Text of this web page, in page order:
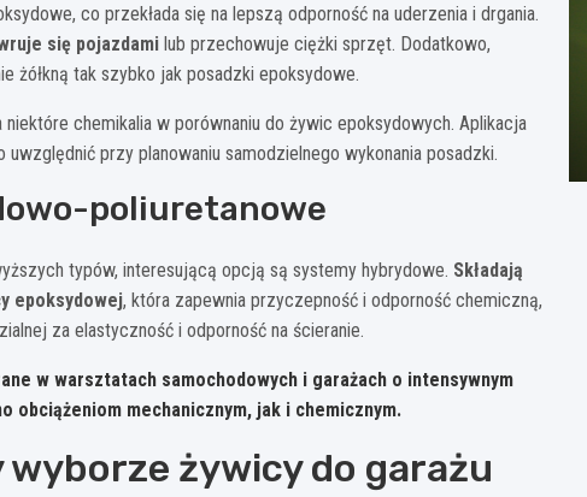
co przekłada się na lepszą odporność na uderzenia i drgania.
się pojazdami lub przechowuje ciężki sprzęt. Dodatkowo,
żółkną tak szybko jak posadzki epoksydowe.
chemikalia w porównaniu do żywic epoksydowych. Aplikacja
przy planowaniu samodzielnego wykonania posadzki.
poliuretanowe
typów, interesującą opcją są systemy hybrydowe. Składają
epoksydowej, która zapewnia przyczepność i odporność chemiczną,
za elastyczność i odporność na ścieranie.
w warsztatach samochodowych i garażach o intensywnym
obciążeniom mechanicznym, jak i chemicznym.
żywicy do garażu